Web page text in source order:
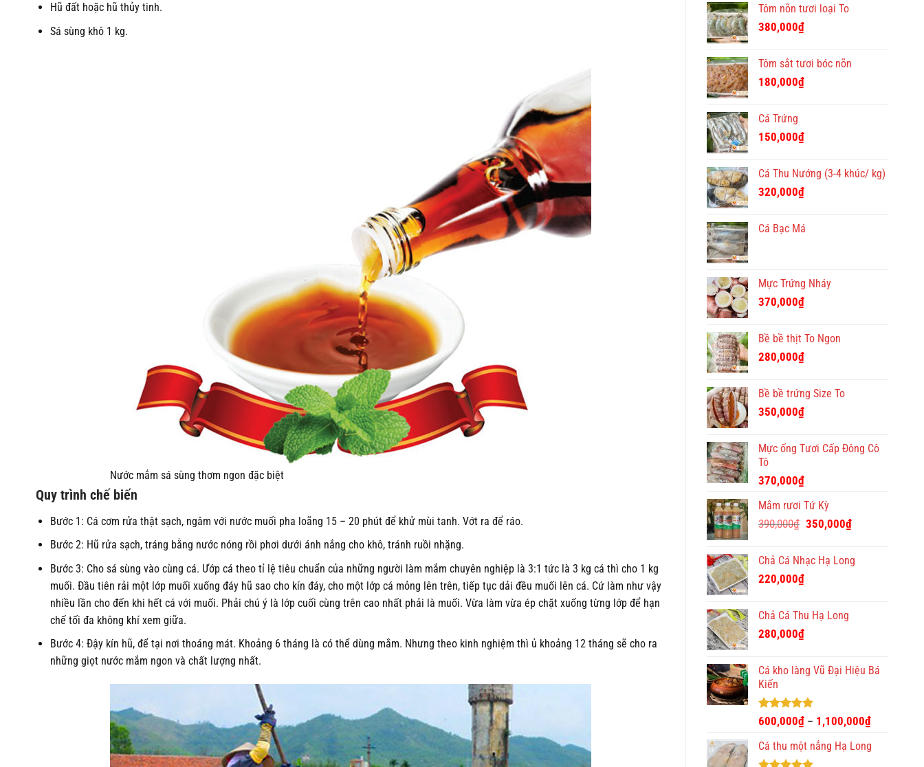
Hũ đất hoặc hũ thủy tinh.
Sá sùng khô 1 kg.
Nước mắm sá sùng thơm ngon đặc biệt
Quy trình chế biến
Bước 1: Cá cơm rửa thật sạch, ngâm với nước muối pha loãng 15 – 20 phút để khử mùi tanh. Vớt ra để ráo.
Bước 2: Hũ rửa sạch, tráng bằng nước nóng rồi phơi dưới ánh nắng cho khô, tránh ruồi nhặng.
Bước 3: Cho sá sùng vào cùng cá. Ướp cá theo tỉ lệ tiêu chuẩn của những người làm mắm chuyên nghiệp là 3:1 tức là 3 kg cá thì cho 1 kg
muối. Đầu tiên rải một lớp muối xuống đáy hũ sao cho kín đáy, cho một lớp cá mỏng lên trên, tiếp tục dải đều muối lên cá. Cứ làm như vậy
nhiều lần cho đến khi hết cá với muối. Phải chú ý là lớp cuối cùng trên cao nhất phải là muối. Vừa làm vừa ép chặt xuống từng lớp để hạn
chế tối đa không khí xem giữa.
Bước 4: Đậy kín hũ, để tại nơi thoáng mát. Khoảng 6 tháng là có thể dùng mắm. Nhưng theo kinh nghiệm thì ủ khoảng 12 tháng sẽ cho ra
những giọt nước mắm ngon và chất lượng nhất.
Tôm nõn tươi loại To
380,000₫
Tôm sắt tươi bóc nõn
180,000₫
Cá Trứng
150,000₫
Cá Thu Nướng (3-4 khúc/ kg)
320,000₫
Cá Bạc Má
Mực Trứng Nháy
370,000₫
Bề bề thịt To Ngon
280,000₫
Bề bề trứng Size To
350,000₫
Mực ống Tươi Cấp Đông Cô
Tô
370,000₫
Mắm rươi Tứ Kỳ
390,000₫ Giá
390,000₫.
350,000₫Giá
là:
Chả Cá Nhạc Hạ Long
220,000₫
Chả Cá Thu Hạ Long
280,000₫
Cá kho làng Vũ Đại Hiệu Bá
Kiến
Được xếp
hạng
4.93
5 sao
600,000₫ – 1,100,000₫
Cá thu một nắng Hạ Long